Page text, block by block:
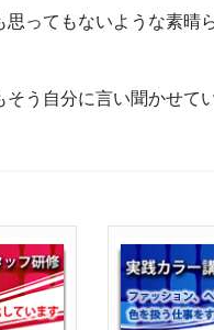
ってもないような素晴
う自分に言い聞かせて